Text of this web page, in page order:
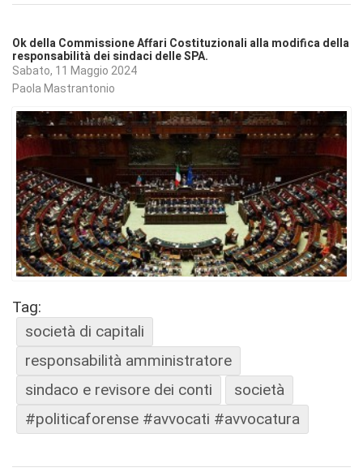
Ok della Commissione Affari Costituzionali alla modifica della
responsabilità dei sindaci delle SPA.
Sabato, 11 Maggio 2024
Paola Mastrantonio
Tag:
società di capitali
responsabilità amministratore
sindaco e revisore dei conti
società
#politicaforense #avvocati #avvocatura